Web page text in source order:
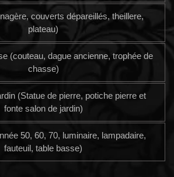
couverts dépareillés, theillere,
plateau)
(couteau, dague ancienne, trophée de
chasse)
(Statue de pierre, potiche pierre et
fonte salon de jardin)
50, 60, 70, luminaire, lampadaire,
fauteuil, table basse)